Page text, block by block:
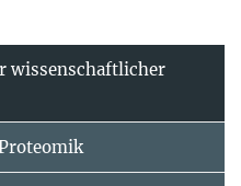
wissenschaftlicher